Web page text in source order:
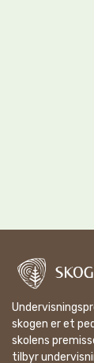
skogen er et
skolens
tilbyr